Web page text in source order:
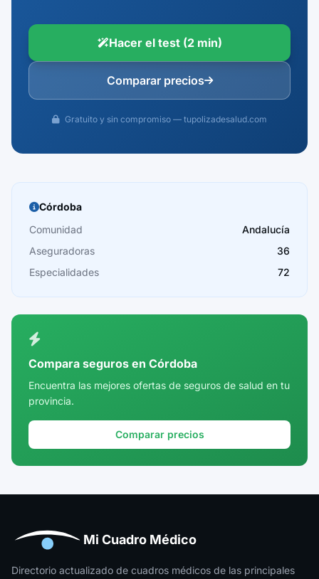
Hacer el test (2 min)
Comparar precios
Gratuito y sin compromiso — tupolizadesalud.com
Córdoba
Comunidad
Andalucía
Aseguradoras
36
Especialidades
72
Compara seguros en Córdoba
Encuentra las mejores ofertas de seguros de salud en tu
provincia.
Comparar precios
Mi Cuadro Médico
Directorio actualizado de cuadros médicos de las principales